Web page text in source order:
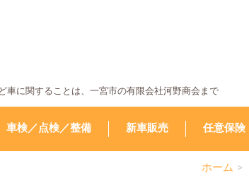
車に関することは、⼀宮市の有限会社河野商会まで
車検／点検／整備 新車販売 任意保険
ホーム